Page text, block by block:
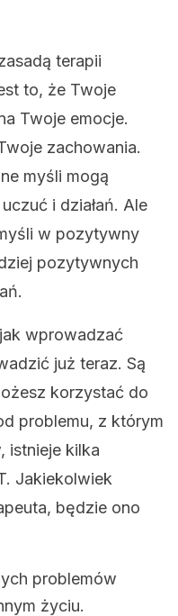
terapii
to, że Twoje
Twoje emocje.
zachowania.
myśli mogą
i działań. Ale
w pozytywny
pozytywnych
wprowadzać
już teraz. Są
korzystać do
problemu, z którym
istnieje kilka
Jakiekolwiek
będzie ono
problemów
życiu.